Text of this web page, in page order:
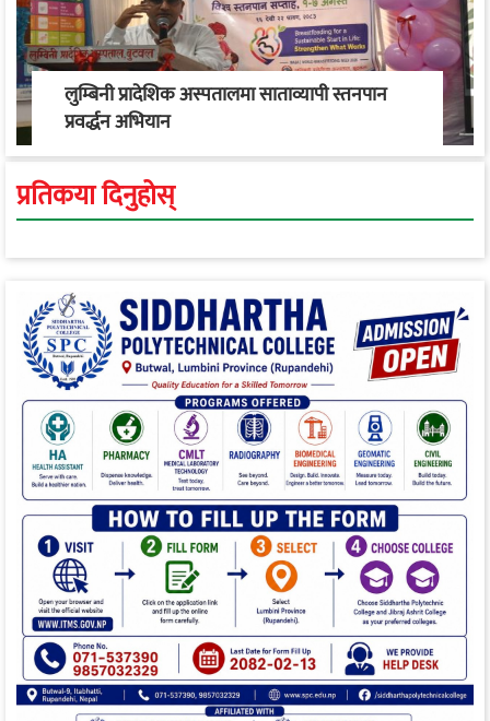
लुम्बिनी प्रादेशिक अस्पतालमा साताव्यापी स्तनपान
प्रवर्द्धन अभियान
प्रतिकया दिनुहोस्